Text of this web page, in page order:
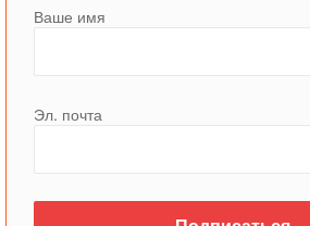
Ваше имя
Эл. почта